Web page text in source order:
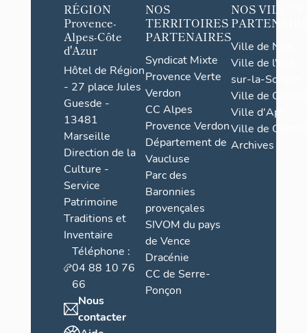
RÉGION
Provence-
Alpes-Côte
d'Azur
Hôtel de Région
- 27 place Jules
Guesde -
13481
Marseille
Direction de la
Culture -
Service
Patrimoine
Traditions et
Inventaire
Téléphone :
04 88 10 76
66
Nous
contacter
NOS
TERRITOIRES
PARTENAIRES
Syndicat Mixte
Provence Verte
Verdon
CC Alpes
Provence Verdon
Département de
Vaucluse
Parc des
Baronnies
provençales
SIVOM du pays
de Vence
Dracénie
CC de Serre-
Ponçon
NOS VILLES
Ville de Nice
Ville de l'Isle-
sur-la-Sorgue
Ville de Grasse
Ville d'Apt
Ville de
Archives